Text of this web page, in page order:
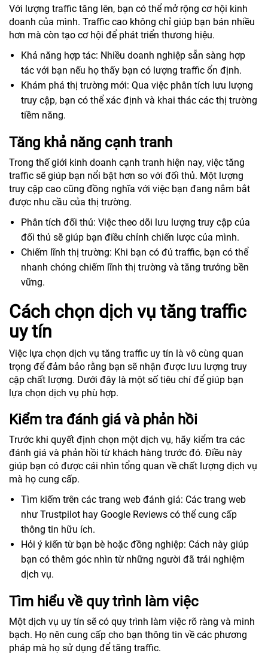
Với lượng traffic tăng lên, bạn có thể mở rộng cơ hội kinh
doanh của mình. Traffic cao không chỉ giúp bạn bán nhiều
hơn mà còn tạo cơ hội để phát triển thương hiệu.
Khả năng hợp tác: Nhiều doanh nghiệp sẵn sàng hợp
tác với bạn nếu họ thấy bạn có lượng traffic ổn định.
Khám phá thị trường mới: Qua việc phân tích lưu lượng
truy cập, bạn có thể xác định và khai thác các thị trường
tiềm năng.
Tăng khả năng cạnh tranh
Trong thế giới kinh doanh cạnh tranh hiện nay, việc tăng
traffic sẽ giúp bạn nổi bật hơn so với đối thủ. Một lượng
truy cập cao cũng đồng nghĩa với việc bạn đang nắm bắt
được nhu cầu của thị trường.
Phân tích đối thủ: Việc theo dõi lưu lượng truy cập của
đối thủ sẽ giúp bạn điều chỉnh chiến lược của mình.
Chiếm lĩnh thị trường: Khi bạn có đủ traffic, bạn có thể
nhanh chóng chiếm lĩnh thị trường và tăng trưởng bền
vững.
Cách chọn dịch vụ tăng traffic
uy tín
Việc lựa chọn dịch vụ tăng traffic uy tín là vô cùng quan
trọng để đảm bảo rằng bạn sẽ nhận được lưu lượng truy
cập chất lượng. Dưới đây là một số tiêu chí để giúp bạn
lựa chọn dịch vụ phù hợp.
Kiểm tra đánh giá và phản hồi
Trước khi quyết định chọn một dịch vụ, hãy kiểm tra các
đánh giá và phản hồi từ khách hàng trước đó. Điều này
giúp bạn có được cái nhìn tổng quan về chất lượng dịch vụ
mà họ cung cấp.
Tìm kiếm trên các trang web đánh giá: Các trang web
như Trustpilot hay Google Reviews có thể cung cấp
thông tin hữu ích.
Hỏi ý kiến từ bạn bè hoặc đồng nghiệp: Cách này giúp
bạn có thêm góc nhìn từ những người đã trải nghiệm
dịch vụ.
Tìm hiểu về quy trình làm việc
Một dịch vụ uy tín sẽ có quy trình làm việc rõ ràng và minh
bạch. Họ nên cung cấp cho bạn thông tin về các phương
pháp mà họ sử dụng để tăng traffic.